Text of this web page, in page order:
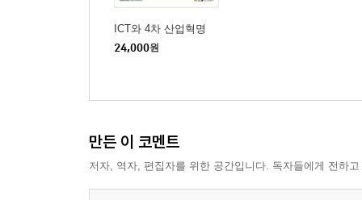
ICT와 4차 산업혁명
24,000원
만든 이 코멘트
저자, 역자, 편집자를 위한 공간입니다. 독자들에게 전하